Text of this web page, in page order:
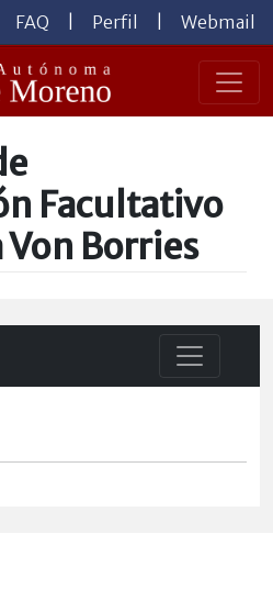
FAQ Perfil Webmail
Facultativo
Von Borries